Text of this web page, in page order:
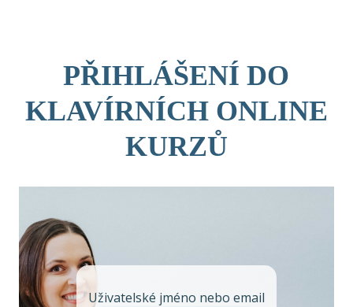
PŘIHLÁŠENÍ DO
KLAVÍRNÍCH ONLINE
KURZŮ
Uživatelské jméno nebo email